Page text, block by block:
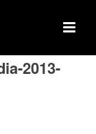
2013-